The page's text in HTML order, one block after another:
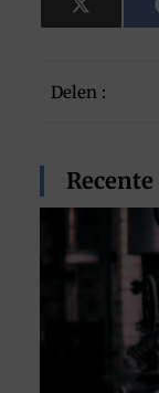
Delen :
Recente
X